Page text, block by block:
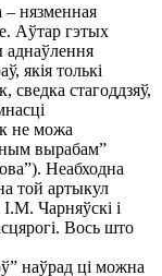
– нязменная
Аўтар гэтых
аднаўлення
якія толькі
стагоддзяў,
не можа
вырабам”
Неабходна
той артыкул
Чарняўскі і
Вось што
наўрад ці можна